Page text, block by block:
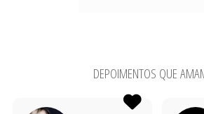
DEPOIMENTOS QUE